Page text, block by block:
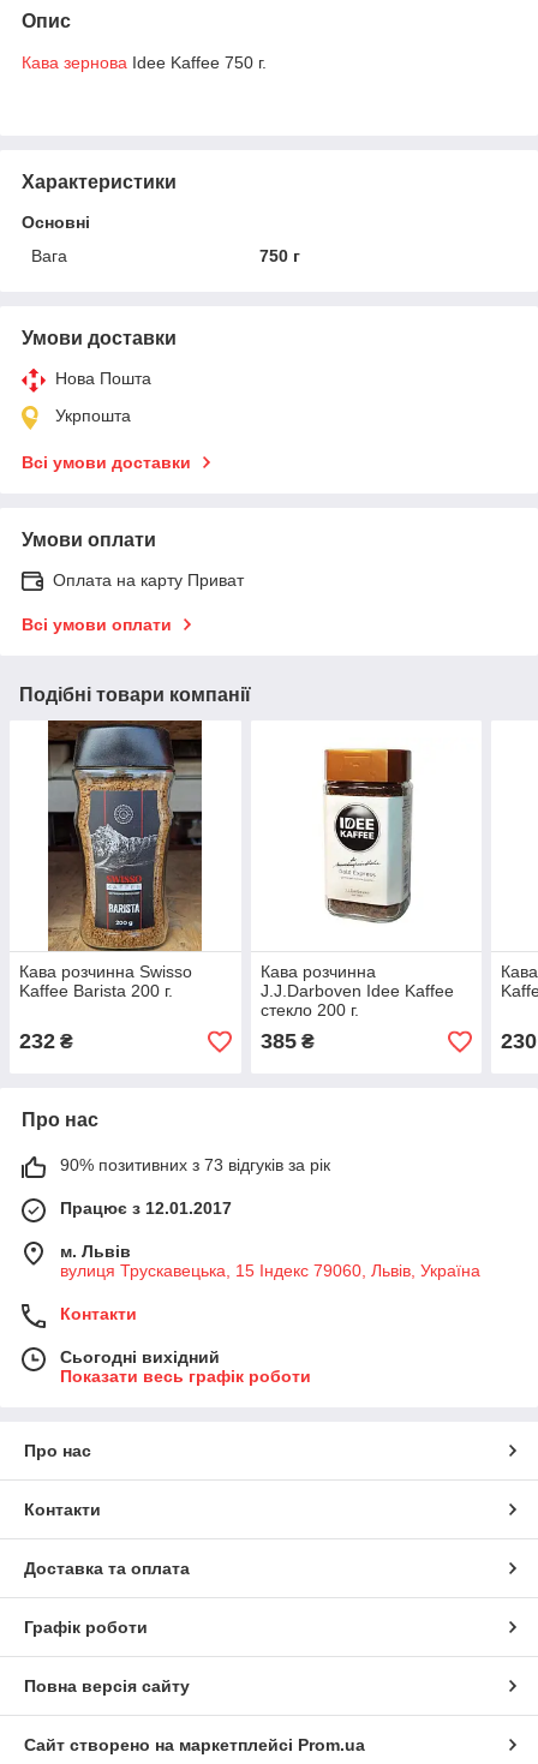
Опис
Кава зернова Idee Kaffee 750 г.
Характеристики
Основні
Вага
750 г
Умови доставки
Нова Пошта
Укрпошта
Всі умови доставки
Умови оплати
Оплата на карту Приват
Всі умови оплати
Подібні товари компанії
Кава розчинна Swisso
Kaffee Barista 200 г.
232 ₴
Кава розчинна
J.J.Darboven Idee Kaffee
стекло 200 г.
385₴ 230
Про нас
90% позитивних з 73 відгуків за рік
Працює з 12.01.2017
м. Львів
вулиця Трускавецька, 15 Індекс 79060, Львів, Україна
Контакти
Сьогодні вихідний
Показати весь графік роботи
Про нас
Контакти
Доставка та оплата
Графік роботи
Повна версія сайту
Сайт створено на маркетплейсі Prom.ua